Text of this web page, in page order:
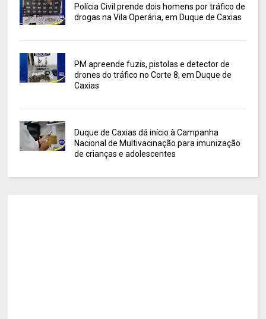
Polícia Civil prende dois homens por tráfico de
drogas na Vila Operária, em Duque de Caxias
PM apreende fuzis, pistolas e detector de
drones do tráfico no Corte 8, em Duque de
Caxias
Duque de Caxias dá início à Campanha
Nacional de Multivacinação para imunização
de crianças e adolescentes